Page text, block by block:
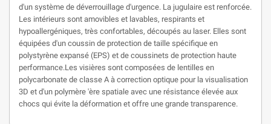
d'un système de déverrouillage d'urgence. La jugulaire est renforcée.
Les intérieurs sont amovibles et lavables, respirants et
hypoallergéniques, très confortables, découpés au laser. Elles sont
équipées d'un coussin de protection de taille spécifique en
polystyrène expansé (EPS) et de coussinets de protection haute
performance.Les visières sont composées de lentilles en
polycarbonate de classe A à correction optique pour la visualisation
3D et d'un polymère 'ère spatiale avec une résistance élevée aux
chocs qui évite la déformation et offre une grande transparence.